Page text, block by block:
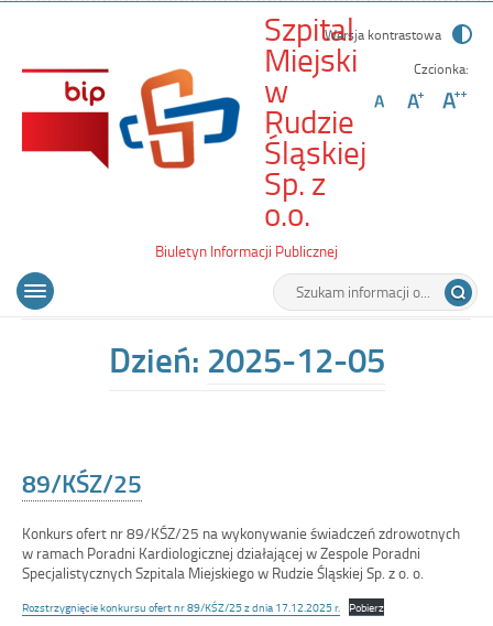
Szpital
Miejski
w
Rudzie
Śląskiej
Sp. z
o.o.
89/KŚZ/25
Biuletyn Informacji Publicznej
Wersja kontrastowa
Czcionka:
Wyszukiwarka
Tutaj
wpisz
Menu
główne
Otwórz
Dzień: 2025-12-05
89/KŚZ/25
Konkurs ofert nr 89/KŚZ/25 na wykonywanie świadczeń zdrowotnych
w ramach Poradni Kardiologicznej działającej w Zespole Poradni
Specjalistycznych Szpitala Miejskiego w Rudzie Śląskiej Sp. z o. o.
Rozstrzygnięcie konkursu ofert nr 89/KŚZ/25 z dnia 17.12.2025 r. Pobierz